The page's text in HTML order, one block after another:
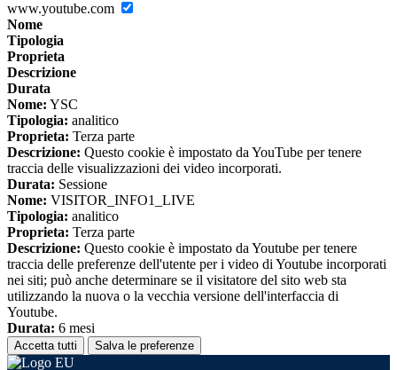
www.youtube.com
Nome
Tipologia
Proprieta
Descrizione
Durata
Nome: YSC
Tipologia: analitico
Proprieta: Terza parte
Descrizione: Questo cookie è impostato da YouTube per tenere
traccia delle visualizzazioni dei video incorporati.
Durata: Sessione
Nome: VISITOR_INFO1_LIVE
Tipologia: analitico
Proprieta: Terza parte
Descrizione: Questo cookie è impostato da Youtube per tenere
traccia delle preferenze dell'utente per i video di Youtube incorporati
nei siti; può anche determinare se il visitatore del sito web sta
utilizzando la nuova o la vecchia versione dell'interfaccia di
Youtube.
Durata: 6 mesi
Accetta tutti Salva le preferenze